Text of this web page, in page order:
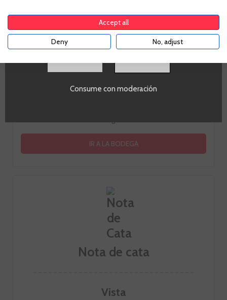
como enólogo, llevan décadas elaborando grandes vinos
IR A LA BODEGA
Nota de cata
Vista
aplicable. Confirma si tienes más de18años
Consume con moderación
Accept all
Deny No, adjust